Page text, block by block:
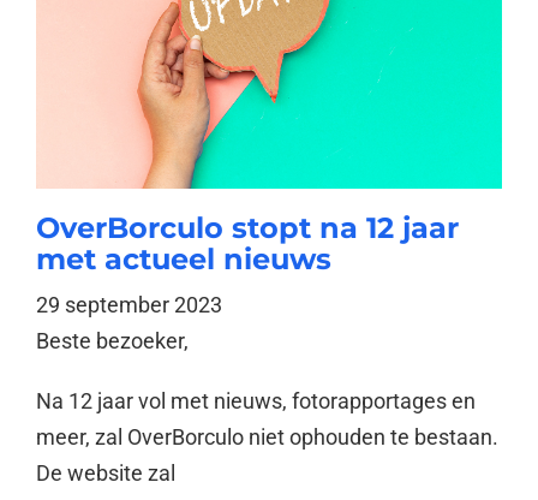
OverBorculo stopt na 12 jaar
met actueel nieuws
29 september 2023
Beste bezoeker,
Na 12 jaar vol met nieuws, fotorapportages en
meer, zal OverBorculo niet ophouden te bestaan.
De website zal